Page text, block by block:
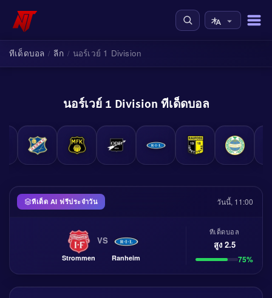
ทีเด็ดบอล / ลีก / นอร์เวย์ 1 Division
นอร์เวย์ 1 Division ทีเด็ดบอล
ทีเด็ด AI ฟรีประจำวัน วันนี้, 11:00
Strommen
VS
Ranheim
ทีเด็ดบอล
สูง 2.5
75%